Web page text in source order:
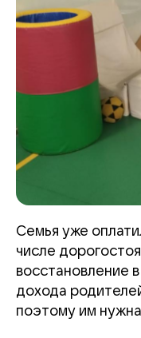
Семья уже
числе
восстановление
дохода
поэтому им